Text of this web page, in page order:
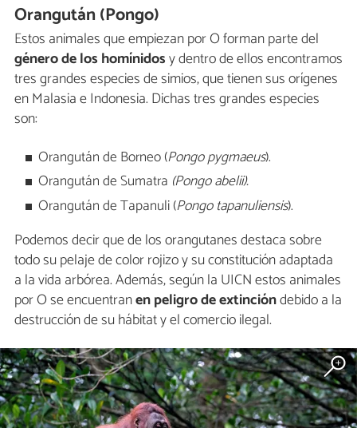
Orangután (Pongo)
Estos animales que empiezan por O forman parte del
género de los homínidosy dentro de ellos encontramos
tres grandes especies de simios, que tienen sus orígenes
en Malasia e Indonesia. Dichas tres grandes especies
son:
Orangután de Borneo (Pongo pygmaeus).
Orangután de Sumatra (Pongo abelii).
Orangután de Tapanuli (Pongo tapanuliensis).
Podemos decir que de los orangutanes destaca sobre
todo su pelaje de color rojizo y su constitución adaptada
a la vida arbórea. Además, según la UICN estos animales
por O se encuentranen peligro de extincióndebido a la
destrucción de su hábitat y el comercio ilegal.